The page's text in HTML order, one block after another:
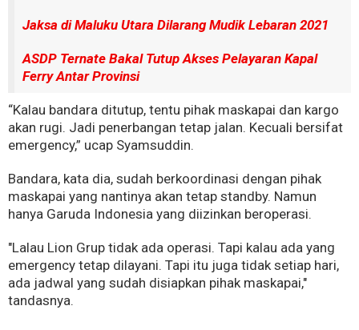
Jaksa di Maluku Utara Dilarang Mudik Lebaran 2021
ASDP Ternate Bakal Tutup Akses Pelayaran Kapal
Ferry Antar Provinsi
“Kalau bandara ditutup, tentu pihak maskapai dan kargo
akan rugi. Jadi penerbangan tetap jalan. Kecuali bersifat
emergency,” ucap Syamsuddin.
Bandara, kata dia, sudah berkoordinasi dengan pihak
maskapai yang nantinya akan tetap standby. Namun
hanya Garuda Indonesia yang diizinkan beroperasi.
"Lalau Lion Grup tidak ada operasi. Tapi kalau ada yang
emergency tetap dilayani. Tapi itu juga tidak setiap hari,
ada jadwal yang sudah disiapkan pihak maskapai,"
tandasnya.